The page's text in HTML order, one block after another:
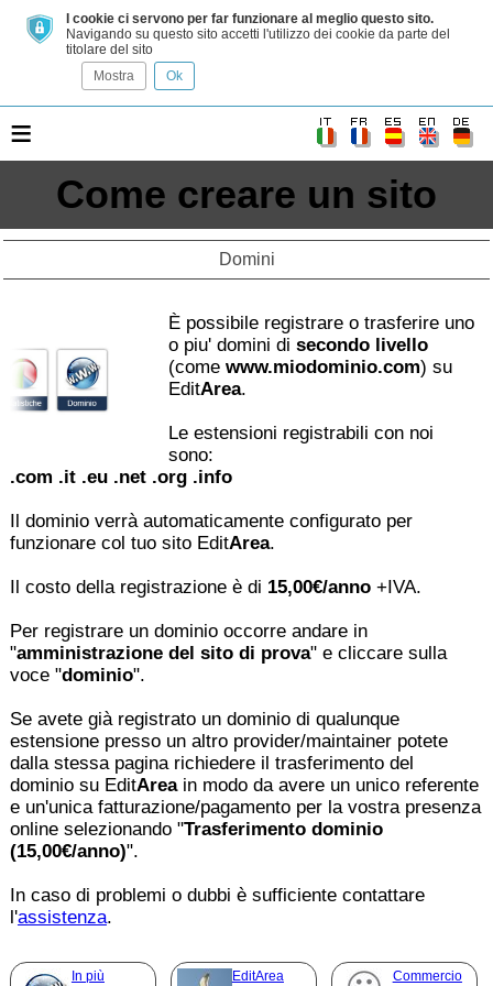
I cookie ci servono per far funzionare al meglio questo sito.
Navigando su questo sito accetti l'utilizzo dei cookie da parte del
titolare del sito
Mostra
Ok
≡
Come creare un sito
Domini
È possibile registrare o trasferire uno
o piu' domini di secondo livello
(come www.miodominio.com) su
EditArea.
Le estensioni registrabili con noi
sono:
.com .it .eu .net .org .info
Il dominio verrà automaticamente configurato per
funzionare col tuo sito EditArea.
Il costo della registrazione è di 15,00€/anno+IVA.
Per registrare un dominio occorre andare in
"amministrazione del sito di prova" e cliccare sulla
voce "dominio".
Se avete già registrato un dominio di qualunque
estensione presso un altro provider/maintainer potete
dalla stessa pagina richiedere il trasferimento del
dominio su EditAreain modo da avere un unico referente
e un'unica fatturazione/pagamento per la vostra presenza
online selezionando "Trasferimento dominio
(15,00€/anno)".
In caso di problemi o dubbi è sufficiente contattare
l'assistenza.
In più
EditArea
Commercio